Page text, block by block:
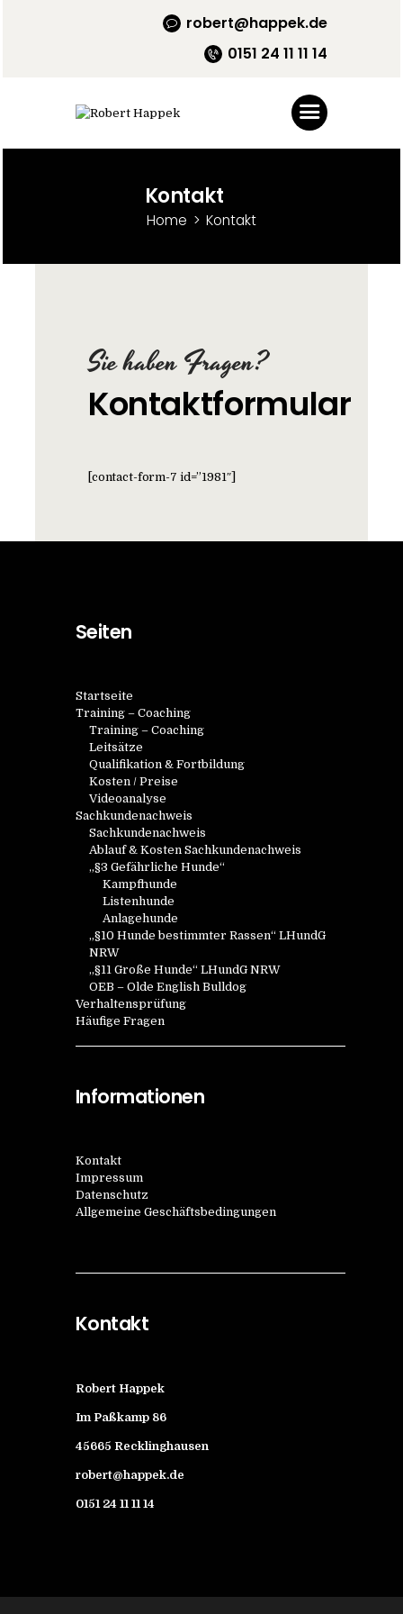
robert@happek.de
0151 24 11 11 14
Kontakt
Home Kontakt
Startseite
Training – Coaching
Sachkundenachweis
Verhaltensprüfung
Sie haben Fragen?
Kontaktformular
[contact-form-7 id=”1981″]
Seiten
Startseite
Training – Coaching
Training – Coaching
Leitsätze
Qualifikation & Fortbildung
Kosten / Preise
Videoanalyse
Sachkundenachweis
Sachkundenachweis
Ablauf & Kosten Sachkundenachweis
„§3 Gefährliche Hunde“
Kampfhunde
Listenhunde
Anlagehunde
„§10 Hunde bestimmter Rassen“ LHundG
NRW
„§11 Große Hunde“ LHundG NRW
OEB – Olde English Bulldog
Verhaltensprüfung
Häufige Fragen
Informationen
Kontakt
Impressum
Datenschutz
Allgemeine Geschäftsbedingungen
Kontakt
Robert Happek
Im Paßkamp 86
45665 Recklinghausen
robert@happek.de
0151 24 11 11 14